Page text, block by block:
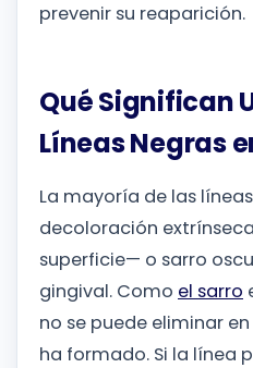
prevenir su reaparición.
Qué Significan
Líneas Negras
La mayoría de las
decoloración
superficie— o sarro
gingival. Como el sarro
no se puede eliminar
ha formado. Si la línea